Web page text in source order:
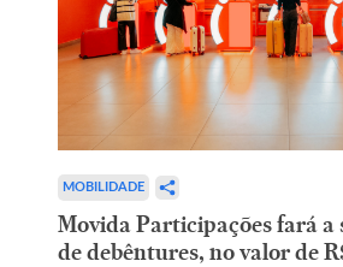
MOBILIDADE
Movida Participações fará a
de debêntures, no valor de